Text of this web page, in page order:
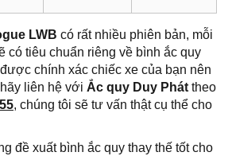
LWB có rất nhiều phiên bản, mỗi
có tiêu chuẩn riêng về bình ắc quy
chính xác chiếc xe của bạn nên
liên hệ với Ắc quy Duy Phát theo
, chúng tôi sẽ tư vấn thật cụ thể cho
đề xuất bình ắc quy thay thế tốt cho